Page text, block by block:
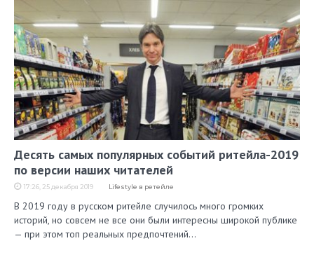
Десять самых популярных событий ритейла-2019
по версии наших читателей
17:26, 25 декабря 2019 Lifestyle в ретейле
В 2019 году в русском ритейле случилось много громких
историй, но совсем не все они были интересны широкой публике
— при этом топ реальных предпочтений…